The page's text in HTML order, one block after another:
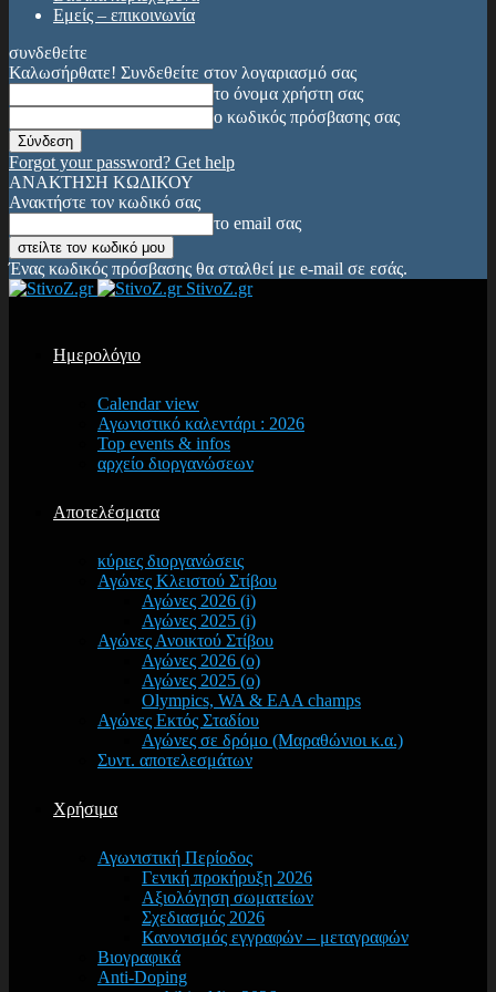
Εμείς – επικοινωνία
συνδεθείτε
Καλωσήρθατε! Συνδεθείτε στον λογαριασμό σας
το όνομα χρήστη σας
ο κωδικός πρόσβασης σας
Forgot your password? Get help
ΑΝΑΚΤΗΣΗ ΚΩΔΙΚΟΥ
Ανακτήστε τον κωδικό σας
το email σας
Ένας κωδικός πρόσβασης θα σταλθεί με e-mail σε εσάς.
StivoZ.gr
Ημερολόγιο
Calendar view
Αγωνιστικό καλεντάρι : 2026
Top events & infos
αρχείο διοργανώσεων
Αποτελέσματα
κύριες διοργανώσεις
Αγώνες Κλειστού Στίβου
Αγώνες 2026 (i)
Αγώνες 2025 (i)
Αγώνες Ανοικτού Στίβου
Αγώνες 2026 (o)
Αγώνες 2025 (o)
Olympics, WA & EAA champs
Αγώνες Εκτός Σταδίου
Αγώνες σε δρόμο (Μαραθώνιοι κ.α.)
Συντ. αποτελεσμάτων
Χρήσιμα
Αγωνιστική Περίοδος
Γενική προκήρυξη 2026
Αξιολόγηση σωματείων
Σχεδιασμός 2026
Κανονισμός εγγραφών – μεταγραφών
Βιογραφικά
Anti-Doping